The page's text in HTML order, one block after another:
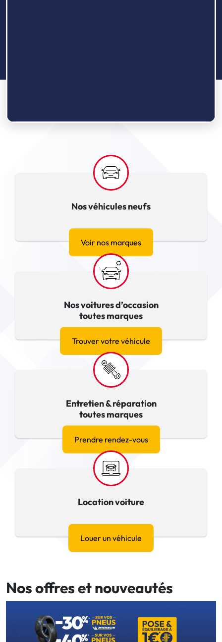
Nos véhicules neufs
Voir nos marques
Nos voitures d’occasion
toutes marques
Trouver votre véhicule
Entretien & réparation
toutes marques
Prendre rendez-vous
Location voiture
Louer un véhicule
Nos offres et nouveautés